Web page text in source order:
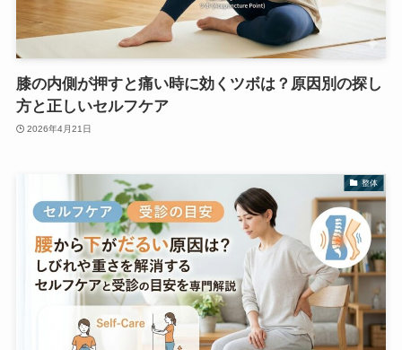
膝の内側が押すと痛い時に効くツボは？原因別の探し
方と正しいセルフケア
2026年4月21日
整体